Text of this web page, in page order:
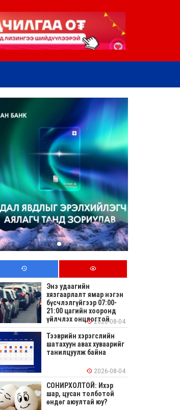
Энэ удаагийн
хязгаарлалт ямар нэгэн
бүсчлэлгүйгээр 07:00-
21:00 цагийн хооронд
үйлчлэх онцлогтой2026-08-04
Тээврийн хэрэгслийн
шатахуун авах хуваарийг
танилцуулж байна
2026-08-04
СОНИРХОЛТОЙ: Ихэр
шар, цусан толботой
өндөг аюултай юу?